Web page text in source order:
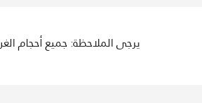
يرجى الملاحظة: جميع أحجام